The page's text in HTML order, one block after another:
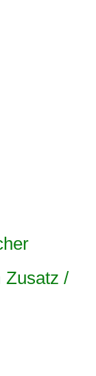
Zusatz /